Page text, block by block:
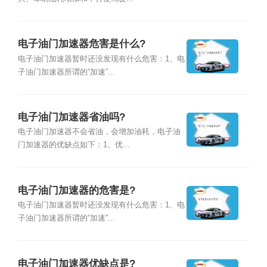
电子油门加速器危害是什么?
电子油门加速器暂时还没发现有什么危害：1、电
子油门加速器所谓的“加速”...
电子油门加速器省油吗?
电子油门加速器不会省油，会增加油耗，电子油
门加速器的优缺点如下：1、优...
电子油门加速器的危害是?
电子油门加速器暂时还没发现有什么危害：1、电
子油门加速器所谓的“加速”...
电子油门加速器优缺点是?